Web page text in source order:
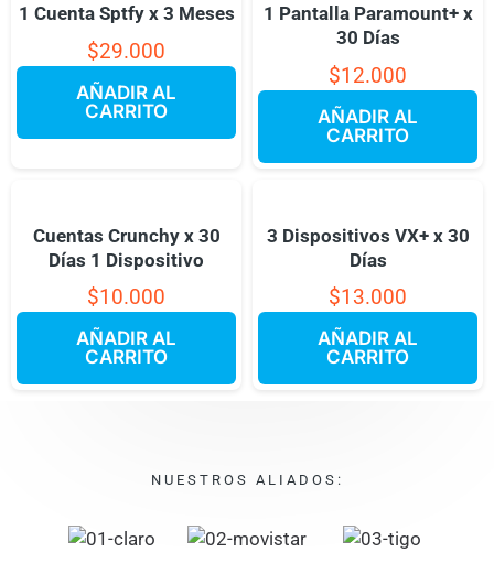
1 Cuenta Sptfy x 3 Meses
$29.000
AÑADIR AL
CARRITO
1 Pantalla Paramount+ x
30 Días
$12.000
AÑADIR AL
CARRITO
Cuentas Crunchy x 30
Días 1 Dispositivo
$10.000
AÑADIR AL
CARRITO
3 Dispositivos VX+ x 30
Días
$13.000
AÑADIR AL
CARRITO
NUESTROS ALIADOS: